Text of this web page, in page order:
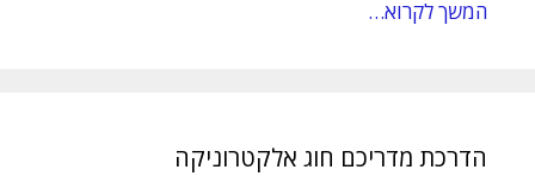
המשך לקרוא…
הדרכת מדריכם חוג אלקטרוניקה